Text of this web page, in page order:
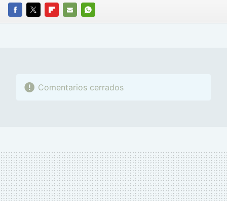
FACEBOOK
TWITTERFLIPBOARD
E-
WHATSAPP
Comentarios cerrados